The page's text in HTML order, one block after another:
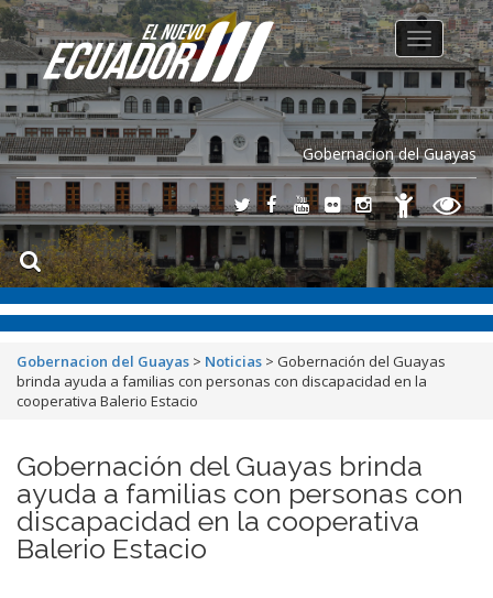
Gobernacion del Guayas
Toggle
navigation
Gobernacion del Guayas > Noticias > Gobernación del Guayas
brinda ayuda a familias con personas con discapacidad en la
cooperativa Balerio Estacio
Gobernación del Guayas brinda
ayuda a familias con personas con
discapacidad en la cooperativa
Balerio Estacio